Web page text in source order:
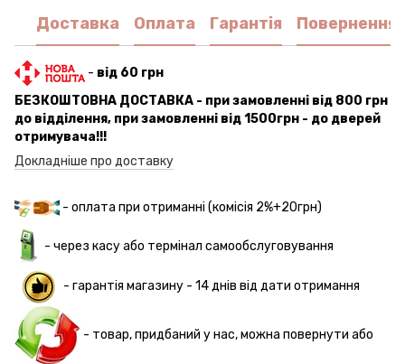
Доставка Оплата Гарантія Повернення
- від 60 грн
БЕЗКОШТОВНА ДОСТАВКА - при замовленні від 800 грн
до відділення, при замовленні від 1500грн - до дверей
отримувача!!!
Докладніше про доставку
- оплата при отриманні (комісія 2%+20грн)
- через касу або термінал самообслуговування
- гарантія магазину - 14 днів від дати отримання
- товар, придбаний у нас, можна повернути або